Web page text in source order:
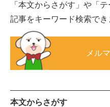
「本文からさがす」や「
記事をキーワード検索でき
メル
本文からさがす